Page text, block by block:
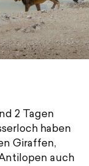
2 Tagen
haben
Giraffen,
auch